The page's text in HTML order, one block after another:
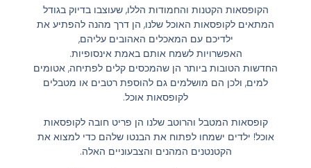
הקופסאות הקטנות והחמודות הללו, שעוצבו בדיוק בגודל
המתאים לקופסאות האוכל שלנו, הן דרך מהנה להפתיע את
ילדיכם עם המאכלים האהובים עליהם,
האפשרויות לשמח אותם באמת אינסופיות.
החדשות הטובות ביותר הן שהמכסים קלים לפתיחה, אטומים
למים, ולכן הם מושלמים גם להוספת רטבים או מטבלים
לקופסאות אוכל.
קופסאות המטבל והרוטב שלנו הן פריט חובה לקופסאות
אוכל! ילדים ישמחו לפתוח את הבנטו שלהם כדי למצוא את
הקטנטנים המהנים והצבעוניים האלה.